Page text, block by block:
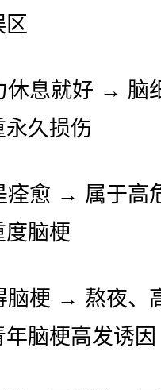
息就好 → 脑
久损伤
愈 → 属于高
脑梗
梗 → 熬夜、
脑梗高发诱因